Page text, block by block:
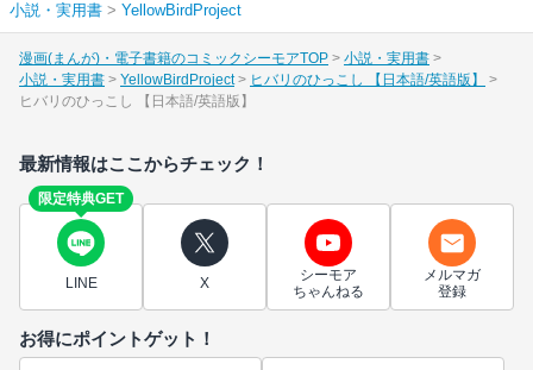
小説・実用書 > YellowBirdProject
漫画(まんが)・電子書籍のコミックシーモアTOP
小説・実用書
小説・実用書
YellowBirdProject
ヒバリのひっこし 【日本語/英語版】
ヒバリのひっこし 【日本語/英語版】
最新情報はここからチェック！
限定特典GET
LINE X
シーモア
ちゃんねる
メルマガ
登録
お得にポイントゲット！